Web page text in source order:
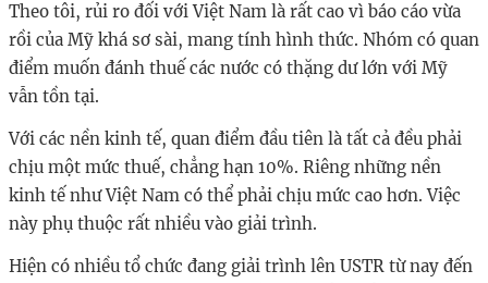
Theo tôi, rủi ro đối với Việt Nam là rất cao vì báo cáo vừa
rồi của Mỹ khá sơ sài, mang tính hình thức. Nhóm có quan
điểm muốn đánh thuế các nước có thặng dư lớn với Mỹ
vẫn tồn tại.
Với các nền kinh tế, quan điểm đầu tiên là tất cả đều phải
chịu một mức thuế, chẳng hạn 10%. Riêng những nền
kinh tế như Việt Nam có thể phải chịu mức cao hơn. Việc
này phụ thuộc rất nhiều vào giải trình.
Hiện có nhiều tổ chức đang giải trình lên USTR từ nay đến